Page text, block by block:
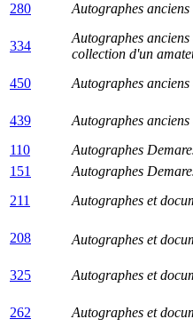
280
Autographes
334
Autographes
collection d'un
450
Autographes anciens
439
Autographes anciens
110
Autographes
151
Autographes
211
Autographes et
208 Autographes et
325 Autographes et
262
Autographes et